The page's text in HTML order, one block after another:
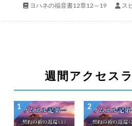
ヨハネの福音書12章12～19
ス
週間アクセス
1 2